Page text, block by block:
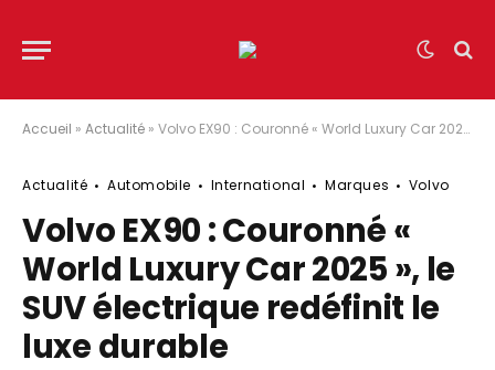
Accueil » Actualité » Volvo EX90 : Couronné « World Luxury Car 2025 », le SUV électrique redéfinit le luxe durable
Actualité Automobile International Marques Volvo
Volvo EX90 : Couronné «
World Luxury Car 2025 », le
SUV électrique redéfinit le
luxe durable